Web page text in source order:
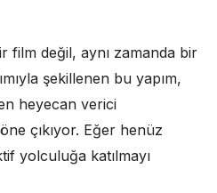
film değil, aynı zamanda bir
şekillenen bu yapım,
heyecan verici
çıkıyor. Eğer henüz
yolculuğa katılmayı